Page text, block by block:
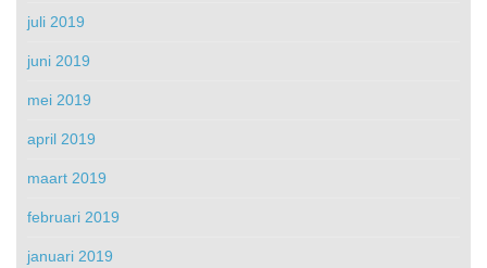
juli 2019
juni 2019
mei 2019
april 2019
maart 2019
februari 2019
januari 2019